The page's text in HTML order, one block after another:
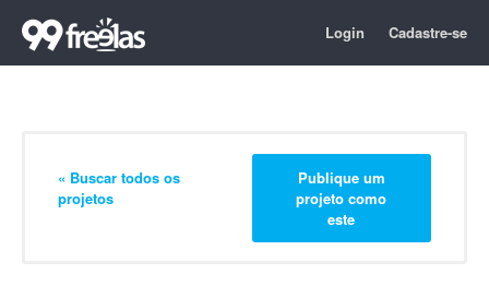
Login Cadastre-se
« Buscar todos os
projetos
Publique um
projeto como
este